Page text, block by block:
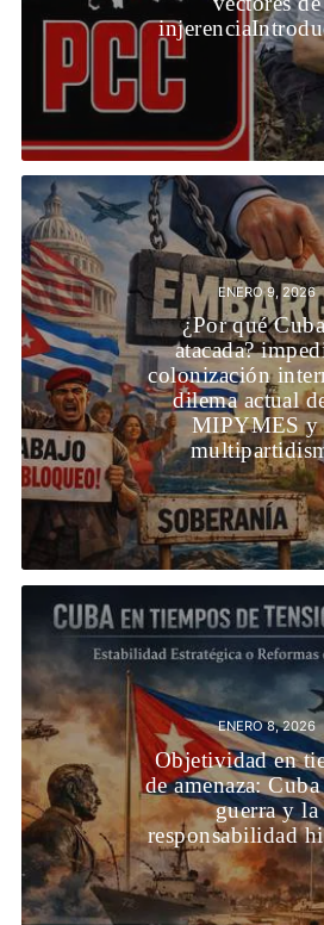
ENERO 9, 2026
¿Por qué
atacada?
colonización
dilema actual
MIPYMES y
ENERO 8, 2026
Objetividad en
de amenaza:
guerra y la
responsabilidad